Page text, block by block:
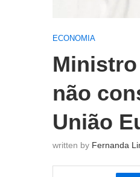
ECONOMIA
não
União
written by Fernanda